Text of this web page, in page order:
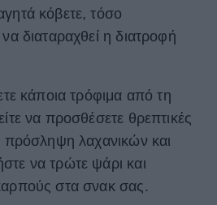
κόβετε, τόσο
διαταραχθεί η διατροφή
κάποια τρόφιμα από τη
να προσθέσετε θρεπτικές
πρόσληψη λαχανικών και
να τρώτε ψάρι και
στα σνακ σας.